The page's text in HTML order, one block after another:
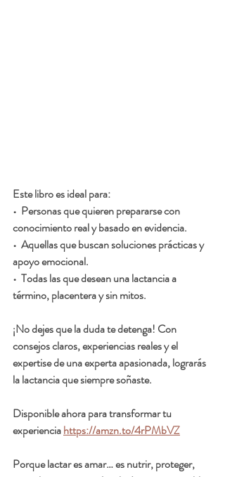
Este libro es ideal para:
•  Personas que quieren prepararse con
conocimiento real y basado en evidencia.
•  Aquellas que buscan soluciones prácticas y
apoyo emocional.
•  Todas las que desean una lactancia a
término, placentera y sin mitos.
¡No dejes que la duda te detenga! Con
consejos claros, experiencias reales y el
expertise de una experta apasionada, lograrás
la lactancia que siempre soñaste.
Disponible ahora para transformar tu
experiencia https://amzn.to/4rPMbVZ
Porque lactar es amar… es nutrir, proteger,